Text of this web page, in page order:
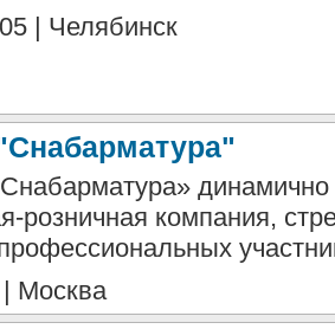
| Челябинск
розничная компания,
Москва